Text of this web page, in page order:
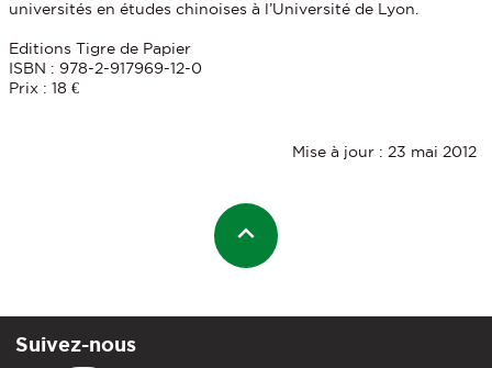
universités en études chinoises à l’Université de Lyon.
Editions Tigre de Papier
ISBN : 978-2-917969-12-0
Prix : 18 €
Mise à jour : 23 mai 2012
Suivez-nous